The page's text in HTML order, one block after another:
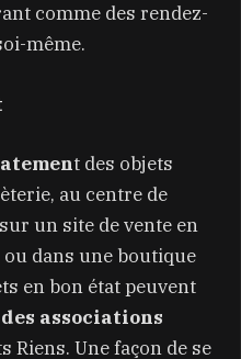
comme des rendez-
même.
t des objets
au centre de
un site de vente en
dans une boutique
en bon état peuvent
associations
Riens. Une façon de se